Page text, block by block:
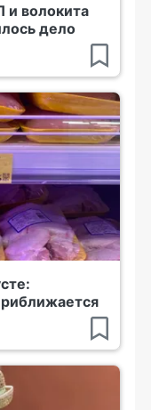
волокита
дело